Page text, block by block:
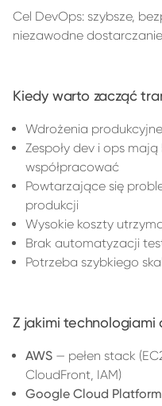
Cel DevOps: szybsze,
niezawodne
Kiedy warto zacząć
Wdrożenia
Zespoły dev i ops
współpracować
Powtarzające się
produkcji
Wysokie koszty
Brak automatyzacji
Potrzeba szybkiego
Z jakimi technologiami
AWS — pełen stack
CloudFront, IAM)
Google Cloud Platform